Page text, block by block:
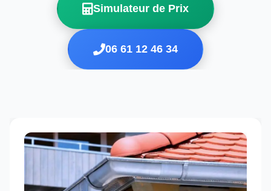
Simulateur de Prix
06 61 12 46 34